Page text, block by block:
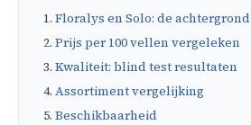
Floralys en Solo: de achtergrond
Prijs per 100 vellen vergeleken
Kwaliteit: blind test resultaten
Assortiment vergelijking
Beschikbaarheid